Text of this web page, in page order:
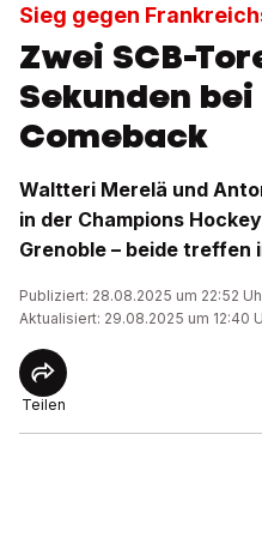
Sieg gegen
Zwei SCB-
Sekunden
Comeback
Waltteri Merelä und
in der Champions
Grenoble – beide treffen
Publiziert: 28.08.2025 um 22:52
Aktualisiert: 29.08.2025 um 12:40
Teilen